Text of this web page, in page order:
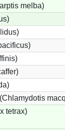
melba)
tetrax)